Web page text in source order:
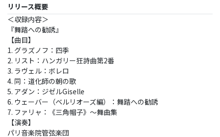
リリース概要
＜収録内容＞
『舞踏への勧誘』
【曲目】
1. グラズノフ：四季
2. リスト：ハンガリー狂詩曲第2番
3. ラヴェル：ボレロ
4. 同：道化師の朝の歌
5. アダン：ジゼルGiselle
6. ウェーバー（ベルリオーズ編）：舞踏への勧誘
7. ファリャ：《三角帽子》～舞曲集
【演奏】
パリ音楽院管弦楽団